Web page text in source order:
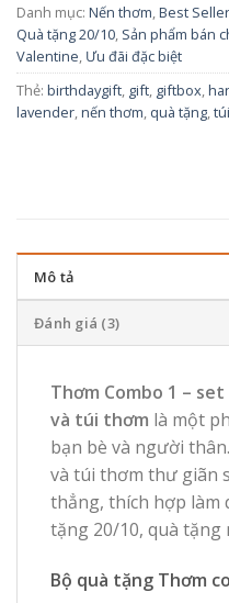
Danh mục: Nến thơm,Best Seller
Quà tặng 20/10, Sản phẩm bán
Valentine, Ưu đãi đặc biệt
Thẻ: birthdaygift, gift, giftbox,
lavender,nến thơm, quà tặng,
Mô tả
Đánh giá (3)
Thơm Combo 1 –
và túi thơm là một
bạn bè và người
và túi thơm thư giãn
thẳng, thích hợp làm
tặng 20/10, quà
Bộ quà tặng Thơm